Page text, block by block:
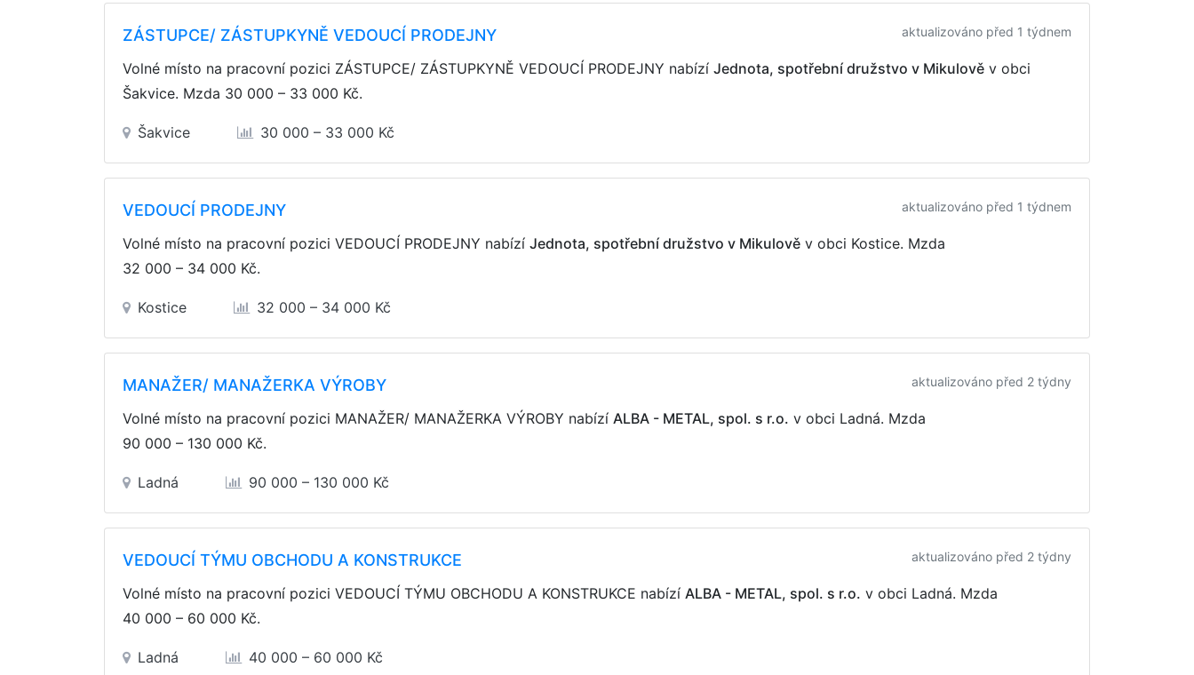
ZÁSTUPCE/ ZÁSTUPKYNĚ VEDOUCÍ PRODEJNY aktualizováno před 1 týdnem
Volné místo na pracovní pozici ZÁSTUPCE/ ZÁSTUPKYNĚ VEDOUCÍ PRODEJNY nabízí Jednota, spotřební družstvo v Mikulově v obci
Šakvice. Mzda 30 000 – 33 000 Kč.
Šakvice 30 000 – 33 000 Kč
VEDOUCÍ PRODEJNY aktualizováno před 1 týdnem
Volné místo na pracovní pozici VEDOUCÍ PRODEJNY nabízí Jednota, spotřební družstvo v Mikulově v obci Kostice. Mzda
32 000 – 34 000 Kč.
Kostice 32 000 – 34 000 Kč
MANAŽER/ MANAŽERKA VÝROBY aktualizováno před 2 týdny
Volné místo na pracovní pozici MANAŽER/ MANAŽERKA VÝROBY nabízí ALBA - METAL, spol. s r.o. v obci Ladná. Mzda
90 000 – 130 000 Kč.
Ladná 90 000 – 130 000 Kč
VEDOUCÍ TÝMU OBCHODU A KONSTRUKCE aktualizováno před 2 týdny
Volné místo na pracovní pozici VEDOUCÍ TÝMU OBCHODU A KONSTRUKCE nabízí ALBA - METAL, spol. s r.o. v obci Ladná. Mzda
40 000 – 60 000 Kč.
Ladná 40 000 – 60 000 Kč